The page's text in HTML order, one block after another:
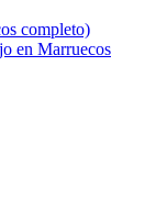
completo)
en Marruecos